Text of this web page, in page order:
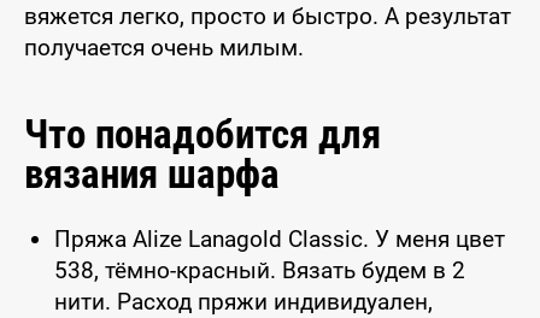
вяжется легко, просто и быстро. А результат
получается очень милым.
Что понадобится для
вязания шарфа
Пряжа Alize Lanagold Classic. У меня цвет
538, тёмно-красный. Вязать будем в 2
нити. Расход пряжи индивидуален,